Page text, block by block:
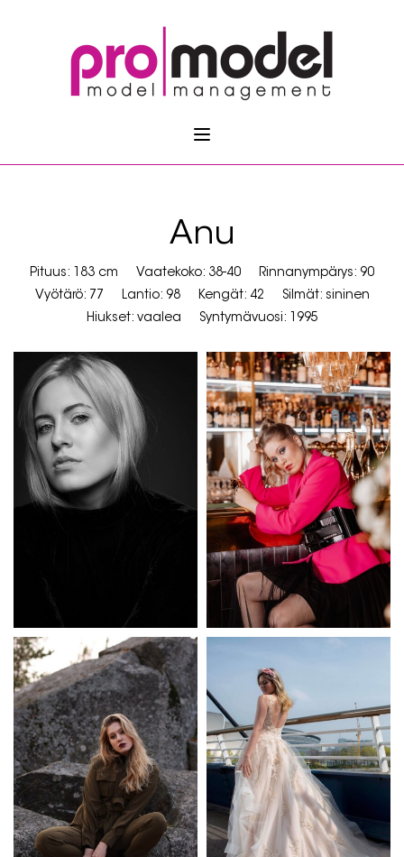
Anu
Pituus: 183 cm Vaatekoko: 38-40
Rinnanympärys: 90
Vyötärö: 77
Lantio: 98 Kengät: 42
Silmät: sininen
Hiukset: vaalea
Syntymävuosi: 1995